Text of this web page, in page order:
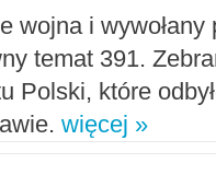
wojna i
temat 391.
Polski, które
więcej »